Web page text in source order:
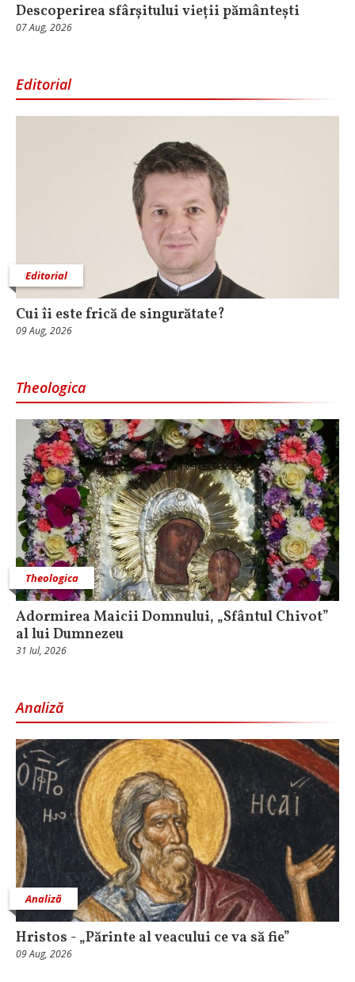
Descoperirea sfârșitului vieții pământești
07 Aug, 2026
Editorial
Editorial
Cui îi este frică de singurătate?
09 Aug, 2026
Theologica
Theologica
Adormirea Maicii Domnului, „Sfântul Chivot”
al lui Dumnezeu
31 Iul, 2026
Analiză
Analiză
Hristos - „Părinte al veacului ce va să fie”
09 Aug, 2026